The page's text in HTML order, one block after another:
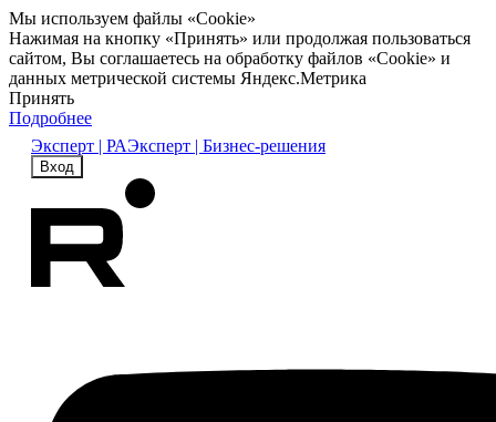
Мы используем файлы «Cookie»
Нажимая на кнопку «Принять» или продолжая пользоваться
сайтом, Вы соглашаетесь на обработку файлов «Cookie» и
данных метрической системы Яндекс.Метрика
Принять
Подробнее
Эксперт | РАЭксперт | Бизнес-решения
Вход